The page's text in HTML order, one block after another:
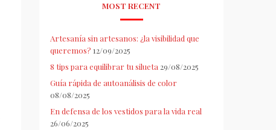
MOST RECENT
Artesanía sin artesanos: ¿la visibilidad que
queremos? 12/09/2025
8 tips para equilibrar tu silueta 29/08/2025
Guía rápida de autoanálisis de color
08/08/2025
En defensa de los vestidos para la vida real
26/06/2025